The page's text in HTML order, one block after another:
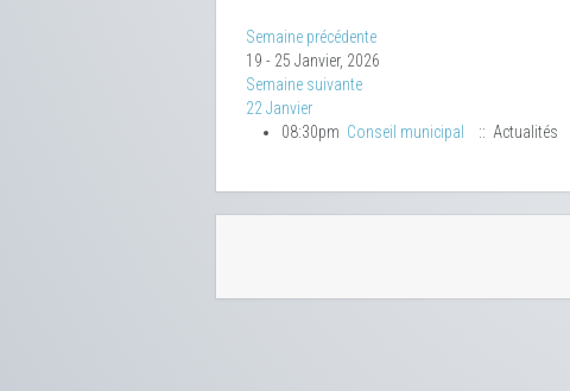
Semaine précédente
19 - 25 Janvier, 2026
Semaine suivante
22 Janvier
08:30pm Conseil municipal :: Actualités